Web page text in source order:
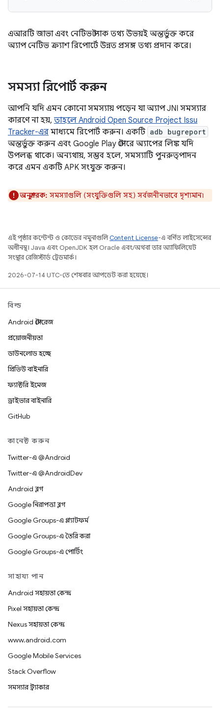
এআরটি জাভা এবং নেটিভ স্ট্যাক তথ্য উভয়ই অন্তর্ভুক্ত করে
অ্যাপ নেটিভ ক্র্যাশ রিপোর্টে উন্নত প্রসঙ্গ তথ্য প্রদান করে।
সমস্যা রিপোর্ট করুন
আপনি যদি এমন কোনো সমস্যায় পড়েন যা অ্যাপ JNI সমস্যার
কারণে না হয়, তাহলে Android Open Source Project Issu
Tracker-এর মাধ্যমে রিপোর্ট করুন। একটি adb bugreport
অন্তর্ভুক্ত করুন এবং Google Play স্টোরে অ্যাপের লিঙ্ক যদি
উপলব্ধ থাকে। অন্যথায়, সম্ভব হলে, সমস্যাটি পুনরুত্পাদন
করে এমন একটি APK সংযুক্ত করুন।
অনুস্মারক: সমস্যাগুলি (সংযুক্তিগুলি সহ) সর্বজনীনভাবে দৃশ্যমান৷
এই পৃষ্ঠার কন্টেন্ট ও কোডের নমুনাগুলিContent License-এ বর্ণিত লাইসেন্সের
অধীনস্থ। Java এবং OpenJDK হল Oracle এবং/অথবা তার অ্যাফিলিয়েট
সংস্থার রেজিস্টার্ড ট্রেডমার্ক।
2026-07-14 UTC-তে শেষবার আপডেট করা হয়েছে।
বিল্ড
Android স্টোরেজ
প্রয়োজনীয়তা
ডাউনলোড হচ্ছে
প্রিভিউ বাইনারি
ফ্যাক্টরি ইমেজ
ড্রাইভার বাইনারি
GitHub
কানেক্ট করুন
Twitter-এ @Android
Twitter-এ @AndroidDev
Android ব্লগ
Google নিরাপত্তা ব্লগ
Google Groups-এ প্ল্যাটফর্ম
Google Groups-এ তৈরি করা
Google Groups-এ পোর্টিং
সাহায্য পান
Android সহায়তা কেন্দ্র
Pixel সহায়তা কেন্দ্র
Nexus সহায়তা কেন্দ্র
www.android.com
Google Mobile Services
Stack Overflow
সমস্যার ট্র্যাকার